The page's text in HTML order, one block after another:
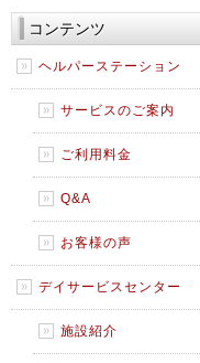
コンテンツ
ヘルパーステーション
サービスのご案内
ご利用料金
Q&A
お客様の声
デイサービスセンター
施設紹介